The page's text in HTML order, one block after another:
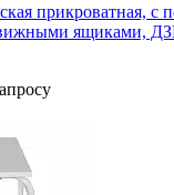
прикроватная, с
ящиками,